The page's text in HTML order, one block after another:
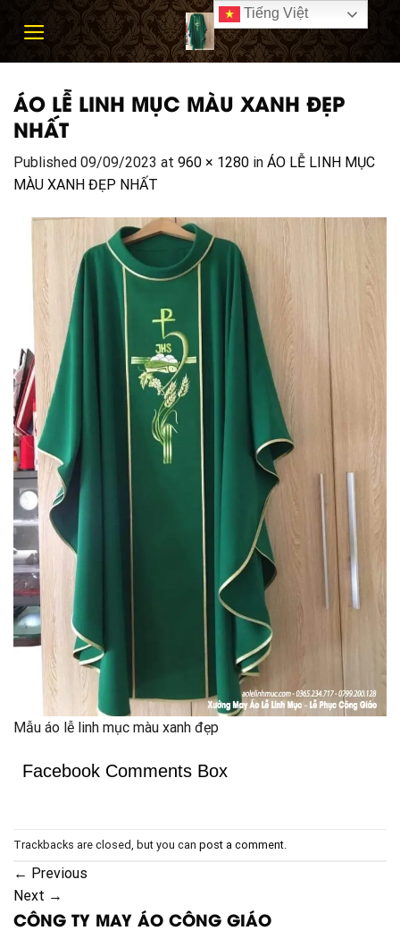
ÁO LỄ LINH MỤC MÀU XANH ĐẸP
NHẤT
Published 09/09/2023 at 960 × 1280 in ÁO LỄ LINH MỤC
MÀU XANH ĐẸP NHẤT
Mẫu áo lễ linh mục màu xanh đẹp
Facebook Comments Box
Trackbacks are closed, but you can post a comment
← Previous
Next →
CÔNG TY MAY ÁO CÔNG GIÁO
Tiếng Việt